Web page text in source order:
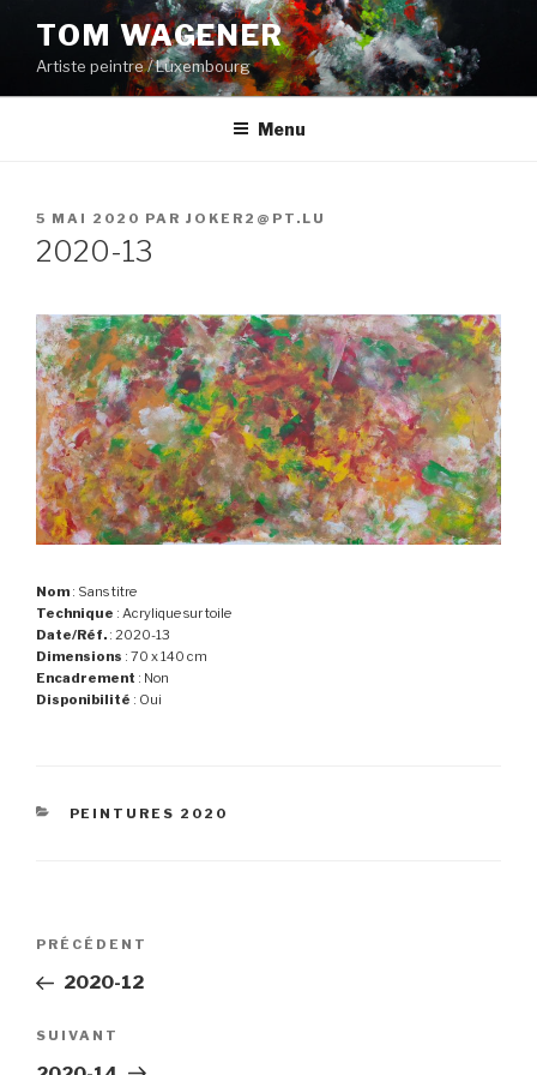
contenu
principal
TOM WAGENER
Artiste peintre / Luxembourg
Menu
PUBLIÉ
LE
5 MAI 2020 PAR JOKER2@PT.LU
2020-13
Nom : Sans titre
Technique : Acrylique sur toile
Date/Réf. : 2020-13
Dimensions : 70 x 140 cm
Encadrement : Non
Disponibilité : Oui
CATÉGORIES
PEINTURES 2020
Navigation
l’article
Article
précédent
PRÉCÉDENT
2020-12
Article
suivant
SUIVANT